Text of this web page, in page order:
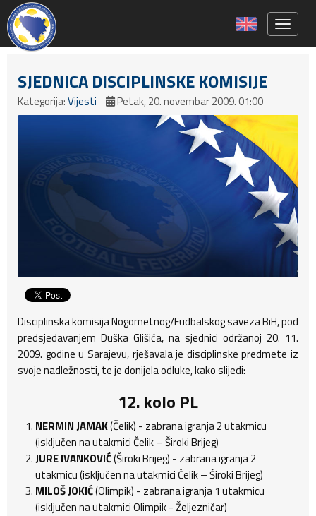
SJEDNICA DISCIPLINSKE KOMISIJE
Kategorija:Vijesti Petak, 20. novembar 2009. 01:00
Disciplinska komisija Nogometnog/Fudbalskog saveza BiH, pod
predsjedavanjem Duška Glišića, na sjednici održanoj 20. 11.
2009. godine u Sarajevu, rješavala je disciplinske predmete iz
svoje nadležnosti, te je donijela odluke, kako slijedi:
12. kolo PL
NERMIN JAMAK(Čelik) - zabrana igranja 2 utakmicu
(isključen na utakmici Čelik – Široki Brijeg)
JURE IVANKOVIĆ(Široki Brijeg) - zabrana igranja 2
utakmicu (isključen na utakmici Čelik – Široki Brijeg)
MILOŠ JOKIĆ(Olimpik) - zabrana igranja 1 utakmicu
(isključen na utakmici Olimpik - Željezničar)